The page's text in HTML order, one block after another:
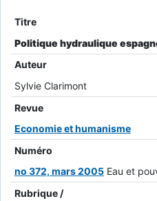
Titre
Politique hydraulique
Auteur
Sylvie Clarimont
Revue
Economie et humanisme
Numéro
no 372, mars 2005 Eau et
Rubrique /